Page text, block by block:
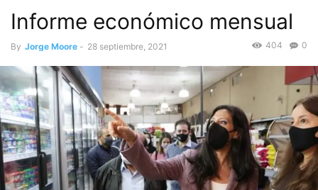
Informe económico mensual
By Jorge Moore - 28 septiembre, 2021 0
404